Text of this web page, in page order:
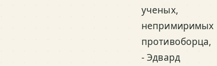
ученых,
непримиримых
противоборца,
- Эдвард